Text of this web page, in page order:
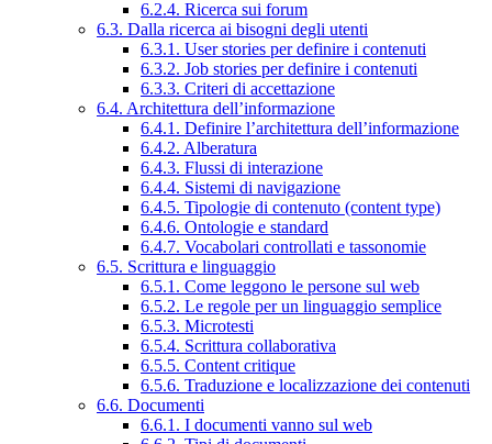
6.2.4. Ricerca sui forum
6.3. Dalla ricerca ai bisogni degli utenti
6.3.1. User stories per definire i contenuti
6.3.2. Job stories per definire i contenuti
6.3.3. Criteri di accettazione
6.4. Architettura dell’informazione
6.4.1. Definire l’architettura dell’informazione
6.4.2. Alberatura
6.4.3. Flussi di interazione
6.4.4. Sistemi di navigazione
6.4.5. Tipologie di contenuto (content type)
6.4.6. Ontologie e standard
6.4.7. Vocabolari controllati e tassonomie
6.5. Scrittura e linguaggio
6.5.1. Come leggono le persone sul web
6.5.2. Le regole per un linguaggio semplice
6.5.3. Microtesti
6.5.4. Scrittura collaborativa
6.5.5. Content critique
6.5.6. Traduzione e localizzazione dei contenuti
6.6. Documenti
6.6.1. I documenti vanno sul web